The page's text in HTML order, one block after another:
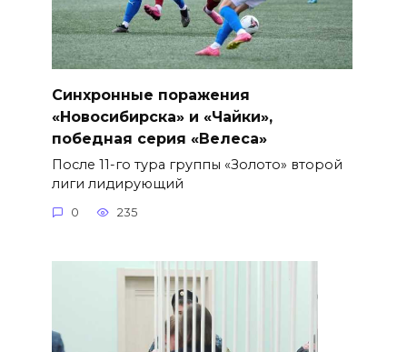
Синхронные поражения
«Новосибирска» и «Чайки»,
победная серия «Велеса»
После 11-го тура группы «Золото» второй
лиги лидирующий
0 235